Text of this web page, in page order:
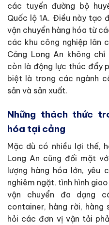
các tuyến đường bộ
Quốc lộ 1A. Điều này tạo
vận chuyển hàng hóa từ
các khu công nghiệp lân
Cảng Long An không
còn là động lực thúc đẩy
biệt là trong các ngành
sản và sản xuất.
Những thách thức
hóa tại cảng
Mặc dù có nhiều lợi thế,
Long An cũng đối mặt
lượng hàng hóa lớn, yêu
nghiêm ngặt, tình hình
vận chuyển đa dạng
container, hàng rời, hàng
hỏi các đơn vị vận tải